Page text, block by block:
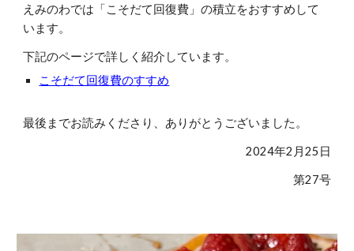
えみのわでは「こそだて回復費」の積立をおすすめして
います。
下記のページで詳しく紹介しています。
こそだて回復費のすすめ
最後までお読みくださり、ありがとうございました。
2024年2月25日
第27号